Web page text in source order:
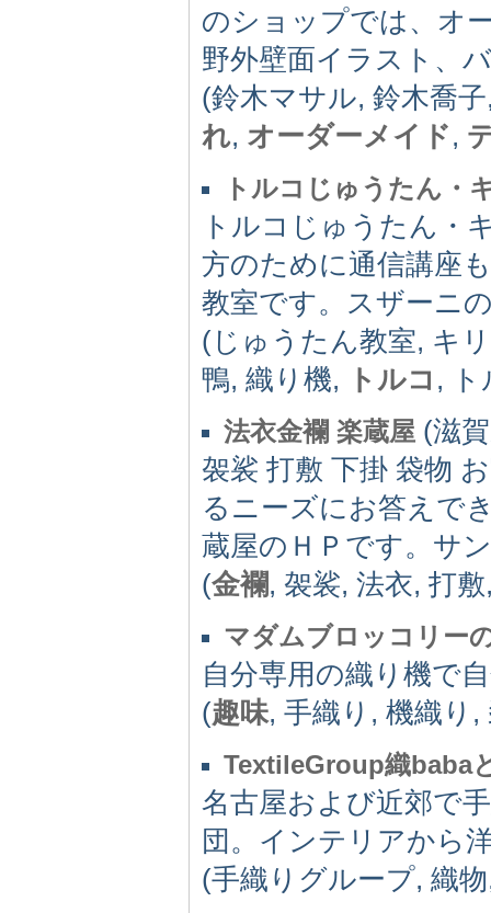
のショップでは、オ
野外壁面イラスト、
(鈴木マサル, 鈴木喬
れ, オーダーメイド,
トルコじゅうたん・
トルコじゅうたん・
方のために通信講座
教室です。スザーニ
(じゅうたん教室, キ
鴨, 織り機,
トルコ , ト
法衣金襴 楽蔵屋 (滋
袈裟 打敷 下掛 袋物
るニーズにお答えで
蔵屋のＨＰです。サ
(金襴, 袈裟, 法衣, 打
マダムブロッコリー
自分専用の織り機で
(趣味, 手織り, 機織り
TextileGroup織baba
名古屋および近郊で
団。インテリアから
(手織りグループ, 織